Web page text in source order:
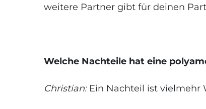
weitere Partner gibt für deinen
Welche Nachteile hat eine
Christian:Ein Nachteil ist vielmehr